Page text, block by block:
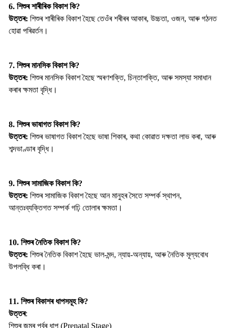
6. শিশুৰ শাৰীৰিক বিকাশ কি?
উত্তৰ: শিশুৰ শাৰীৰিক বিকাশ হৈছে তেওঁৰ শৰীৰৰ আকাৰ, উচ্চতা, ওজন, আৰু গঠনত
হোৱা পৰিৱৰ্তন।
7. শিশুৰ মানসিক বিকাশ কি?
উত্তৰ: শিশুৰ মানসিক বিকাশ হৈছে স্মৰণশক্তি, চিন্তাশক্তি, আৰু সমস্যা সমাধান
কৰাৰ ক্ষমতা বৃদ্ধি।
8. শিশুৰ ভাষাগত বিকাশ কি?
উত্তৰ: শিশুৰ ভাষাগত বিকাশ হৈছে ভাষা শিকাৰ, কথা কোৱাত দক্ষতা লাভ কৰা, আৰু
শব্দভাণ্ডাৰ বৃদ্ধি।
9. শিশুৰ সামাজিক বিকাশ কি?
উত্তৰ: শিশুৰ সামাজিক বিকাশ হৈছে আন মানুহৰ সৈতে সম্পৰ্ক স্থাপন,
আন্তঃব্যক্তিগত সম্পৰ্ক গঢ়ি তোলাৰ ক্ষমতা।
10. শিশুৰ নৈতিক বিকাশ কি?
উত্তৰ: শিশুৰ নৈতিক বিকাশ হৈছে ভাল-মন্দ, ন্যায়-অন্যায়, আৰু নৈতিক মূল্যবোধ
উপলব্ধি কৰা।
11. শিশুৰ বিকাশৰ ধাপসমূহ কি?
উত্তৰ:
শিশুৰ জন্মৰ পূৰ্বৰ ধাপ (Prenatal Stage)